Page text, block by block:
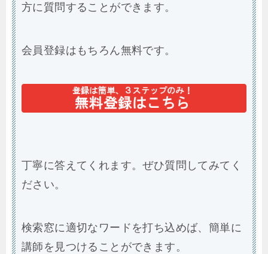
方に質問することができます。
会員登録はもちろん無料です。
丁寧に答えてくれます。ぜひ質問してみてく
ださい。
検索窓に適切なワードを打ち込めば、簡単に
講師を見つけることができます。